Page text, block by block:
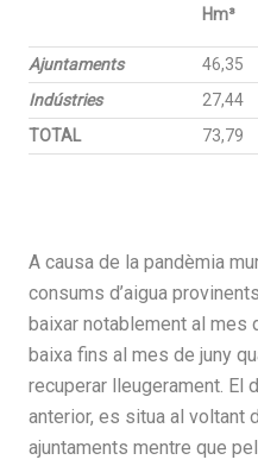
Hm³
Ajuntaments 46,35
Indústries
27,44
TOTAL
73,79
A causa de la pandèmia
consums d’aigua
baixar notablement al mes
baixa fins al mes de juny
recuperar lleugerament. El
anterior, es situa al voltant
ajuntaments mentre que